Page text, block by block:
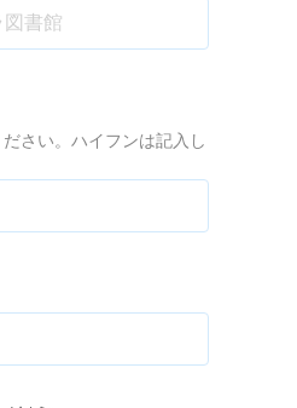
さい。ハイフンは記入し